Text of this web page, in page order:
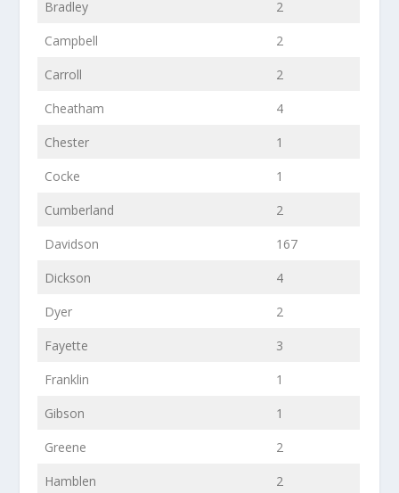
Bradley
2
Campbell
2
Carroll
2
Cheatham
4
Chester
1
Cocke
1
Cumberland
2
Davidson
167
Dickson
4
Dyer
2
Fayette
3
Franklin
1
Gibson
1
Greene
2
Hamblen
2